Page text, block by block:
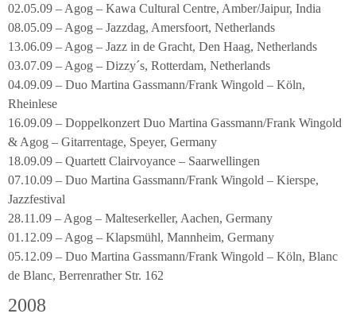
02.05.09 – Agog – Kawa Cultural Centre, Amber/Jaipur, India
08.05.09 – Agog – Jazzdag, Amersfoort, Netherlands
13.06.09 – Agog – Jazz in de Gracht, Den Haag, Netherlands
03.07.09 – Agog – Dizzy´s, Rotterdam, Netherlands
04.09.09 – Duo Martina Gassmann/Frank Wingold – Köln,
Rheinlese
16.09.09 – Doppelkonzert Duo Martina Gassmann/Frank Wingold
& Agog – Gitarrentage, Speyer, Germany
18.09.09 – Quartett Clairvoyance – Saarwellingen
07.10.09 – Duo Martina Gassmann/Frank Wingold – Kierspe,
Jazzfestival
28.11.09 – Agog – Malteserkeller, Aachen, Germany
01.12.09 – Agog – Klapsmühl, Mannheim, Germany
05.12.09 – Duo Martina Gassmann/Frank Wingold – Köln, Blanc
de Blanc, Berrenrather Str. 162
2008